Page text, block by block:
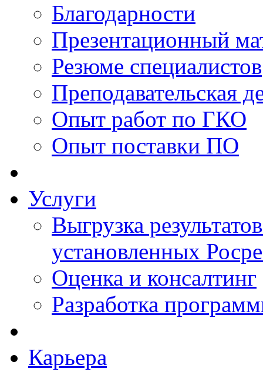
Благодарности
Презентационный
Резюме специалистов
Преподавательская
Опыт работ по ГКО
Опыт поставки ПО
Услуги
Выгрузка
установленных
Оценка и консалтинг
Разработка
Карьера